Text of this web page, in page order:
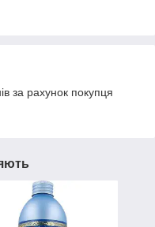
за рахунок покупця